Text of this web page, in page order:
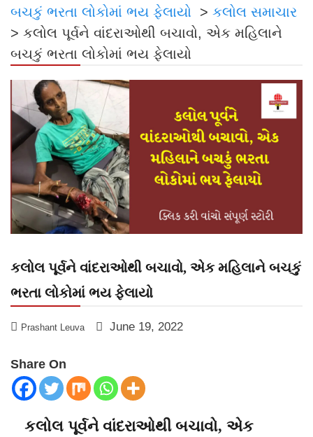
બચકું ભરતા લોકોમાં ભય ફેલાયો
> કલોલ સમાચાર
> કલોલ પૂર્વને વાંદરાઓથી બચાવો, એક મહિલાને
બચકું ભરતા લોકોમાં ભય ફેલાયો
કલોલ પૂર્વને વાંદરાઓથી બચાવો, એક મહિલાને બચકું
ભરતા લોકોમાં ભય ફેલાયો
Prashant Leuva June 19, 2022
Share On
કલોલ પૂર્વને વાંદરાઓથી બચાવો, એક